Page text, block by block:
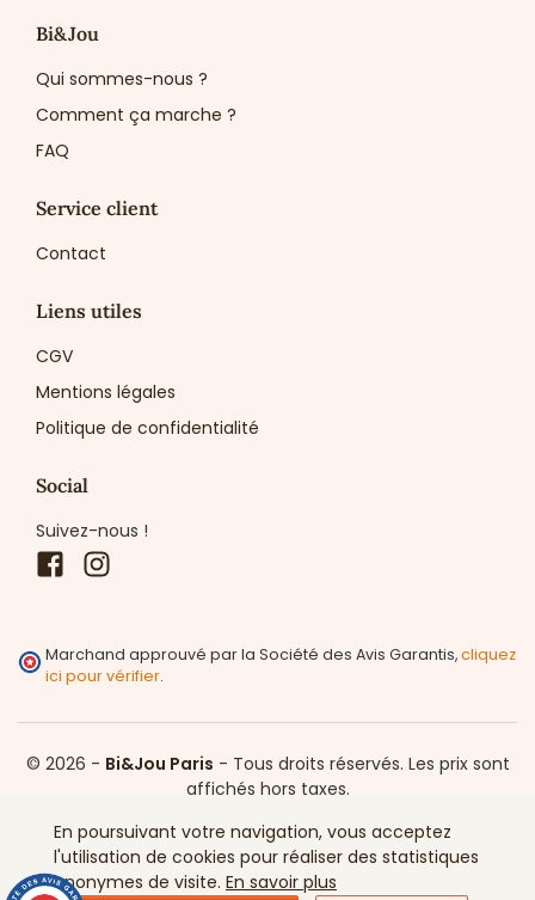
Bi&Jou
Qui sommes-nous ?
Comment ça marche ?
FAQ
Service client
Contact
Liens utiles
CGV
Mentions légales
Politique de confidentialité
Social
Suivez-nous !
Facebook
Marchand approuvé par la Société des Avis Garantis,cliquez
ici pour vérifier.
© 2026 - Bi&Jou Paris - Tous droits réservés. Les prix sont
affichés hors taxes.
En poursuivant votre navigation, vous acceptez
l'utilisation de cookies pour réaliser des statistiques
anonymes de visite. En savoir plus